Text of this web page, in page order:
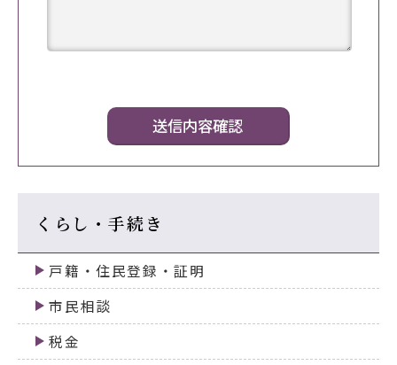
くらし・手続き
戸籍・住民登録・証明
市民相談
税金